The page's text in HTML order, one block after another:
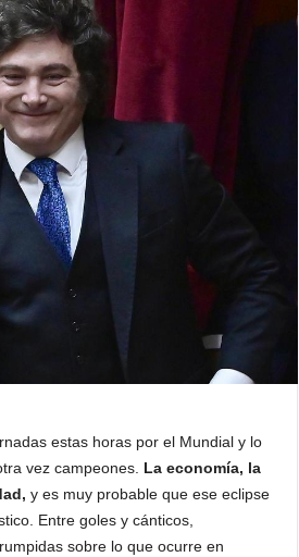
estas horas por el Mundial y lo
vez campeones. La economía, la
y es muy probable que ese eclipse
Entre goles y cánticos,
sobre lo que ocurre en